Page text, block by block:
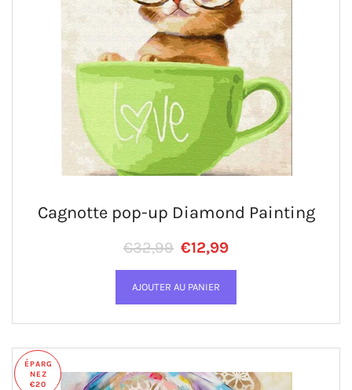
Cagnotte pop-up Diamond Painting
Prix régulier
€32,99 PRIX RÉDUIT
€12,99
ÉPARG
NEZ
€20